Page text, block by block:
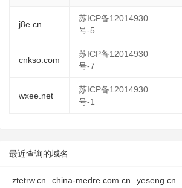
j8e.cn
苏ICP备12014930
号-5
cnkso.com
苏ICP备12014930
号-7
wxee.net
苏ICP备12014930
号-1
最近查询的域名
ztetrw.cn china-medre.com.cn yeseng.cn